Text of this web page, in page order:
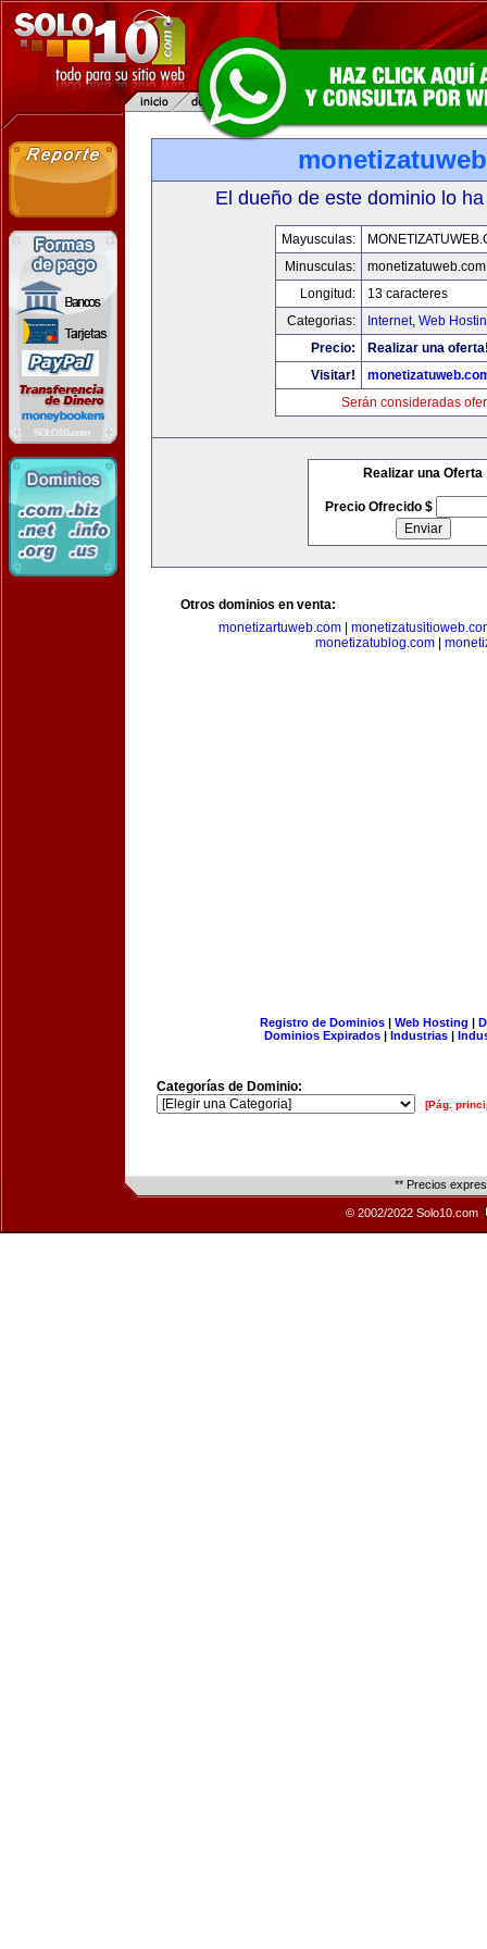
El dueño de este dominio lo
Mayusculas:
Minusculas:
monetizatuweb.com
Longitud:
13 caracteres
Categorias:
Internet, Web
Precio:
Realizar una
Visitar!
Serán consideradas
Realizar una Oferta
Precio Ofrecido $
Otros dominios en venta:
monetizartuweb.com|
monetizatublog.com|
Registro de Dominios| Web Hosting |
Dominios Expirados | Industrias |
Categorías de Dominio:
[Pág.
** Precios
© 2002/2022 Solo10.com